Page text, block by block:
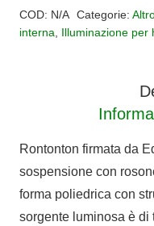
22-
COD: N/A Categorie:
interna
Illuminazione per
Rontonton firmata da
sospensione con
forma poliedrica con
sorgente luminosa è